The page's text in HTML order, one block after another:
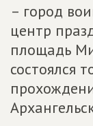
– город
центр
площадь
состоялся